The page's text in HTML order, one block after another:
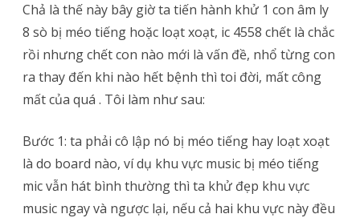
Chả là thế này bây giờ ta tiến hành khử 1 con âm ly
8 sò bị méo tiếng hoặc loạt xoạt, ic 4558 chết là chắc
rồi nhưng chết con nào mới là vấn đề, nhổ từng con
ra thay đến khi nào hết bệnh thì toi đời, mất công
mất của quá . Tôi làm như sau:
Bước 1: ta phải cô lập nó bị méo tiếng hay loạt xoạt
là do board nào, ví dụ khu vực music bị méo tiếng
mic vẫn hát bình thường thì ta khử đẹp khu vực
music ngay và ngược lại, nếu cả hai khu vực này đều